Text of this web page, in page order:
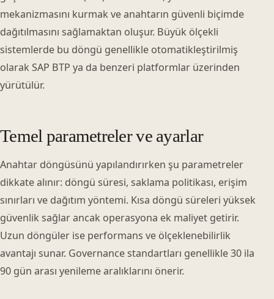
mekanizmasını kurmak ve anahtarın güvenli biçimde
dağıtılmasını sağlamaktan oluşur. Büyük ölçekli
sistemlerde bu döngü genellikle otomatikleştirilmiş
olarak SAP BTP ya da benzeri platformlar üzerinden
yürütülür.
Temel parametreler ve ayarlar
Anahtar döngüsünü yapılandırırken şu parametreler
dikkate alınır: döngü süresi, saklama politikası, erişim
sınırları ve dağıtım yöntemi. Kısa döngü süreleri yüksek
güvenlik sağlar ancak operasyona ek maliyet getirir.
Uzun döngüler ise performans ve ölçeklenebilirlik
avantajı sunar. Governance standartları genellikle 30 ila
90 gün arası yenileme aralıklarını önerir.